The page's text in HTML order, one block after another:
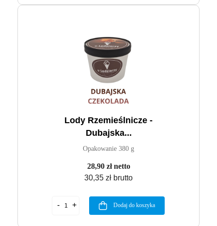
Lody Rzemieślnicze -
Dubajska...
Opakowanie 380 g
28,90 zł netto
30,35 zł brutto
Dodaj do koszyka